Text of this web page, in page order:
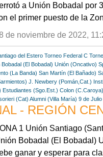
a Unión Bobadal por
el primer puesto de la
de noviembre de 2022,
del Estero Torneo Federal C
Bobadal (El Bobadal) Unión (Oncativo)
(La Banda) San Martín (El Bañado)
J. Newbery (Pomán,Cat.)
Estudiantes (Sgo.Est.) Colon (C.Caroya)
(Cat) Alumni (Villa María) 9 de
- REGIÓN
1 Unión Santiago
Bobadal (El Bobadal)
ganar y esperar para